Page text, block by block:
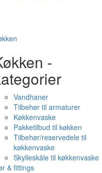
-
Vandhaner
Tilbehør til armaturer
Køkkenvaske
Pakketilbud til køkken
Tilbehør/reservedele til
køkkenvaske
Skylleskåle til køkkenvaske
& fittings